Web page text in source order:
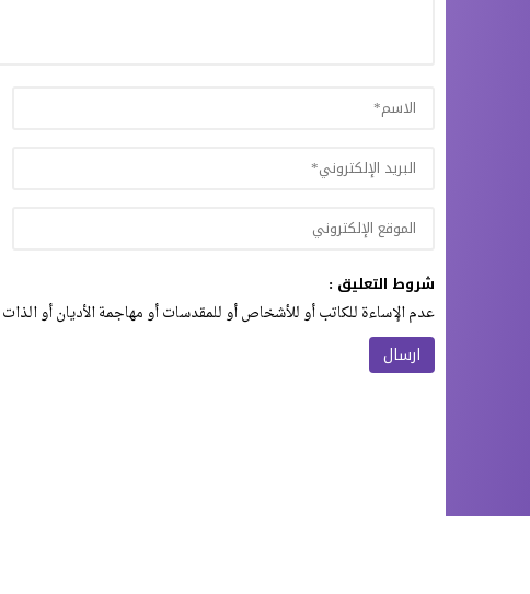
شروط التعليق :
عدم الإساءة للكاتب أو للأشخاص أو للمقدسات أو مهاجمة الأديان أو